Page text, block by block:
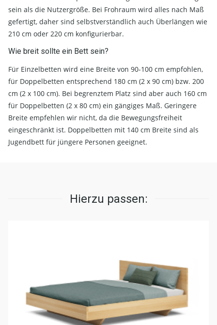
sein als die Nutzergröße. Bei Frohraum wird alles nach Maß
gefertigt, daher sind selbstverständlich auch Überlängen wie
210 cm oder 220 cm konfigurierbar.
Wie breit sollte ein Bett sein?
Für Einzelbetten wird eine Breite von 90-100 cm empfohlen,
für Doppelbetten entsprechend 180 cm (2 x 90 cm) bzw. 200
cm (2 x 100 cm). Bei begrenztem Platz sind aber auch 160 cm
für Doppelbetten (2 x 80 cm) ein gängiges Maß. Geringere
Breite empfehlen wir nicht, da die Bewegungsfreiheit
eingeschränkt ist. Doppelbetten mit 140 cm Breite sind als
Jugendbett für jüngere Personen geeignet.
Hierzu passen: